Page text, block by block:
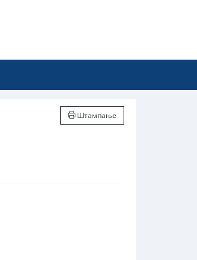
Штампање